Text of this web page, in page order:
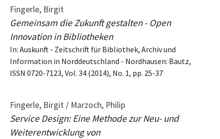
Fingerle, Birgit
Gemeinsam die Zukunft gestalten - Open
Innovation in Bibliotheken
In: Auskunft - Zeitschrift für Bibliothek, Archiv und
Information in Norddeutschland - Nordhausen: Bautz,
ISSN 0720-7123, Vol. 34 (2014), No. 1, pp. 25-37
Fingerle, Birgit / Marzoch, Philip
Service Design: Eine Methode zur Neu- und
Weiterentwicklung von